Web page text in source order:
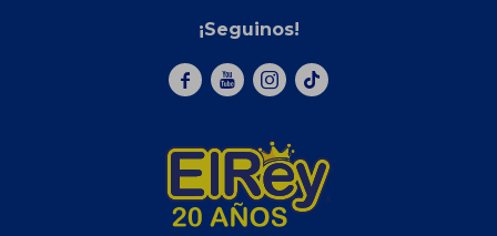
¡Seguinos!
  